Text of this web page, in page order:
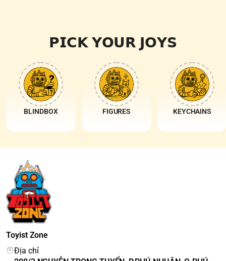
𝗣𝗜𝗖𝗞 𝗬𝗢𝗨𝗥 𝗝𝗢𝗬𝗦
BLINDBOX FIGURES KEYCHAINS
Toyist Zone
Địa chỉ